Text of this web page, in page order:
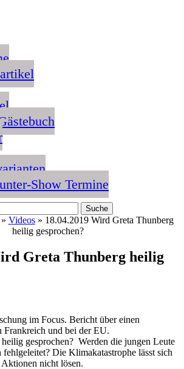
Show Termine
Videos» 18.04.2019 Wird Greta Thunberg
heilig gesprochen?
Greta Thunberg heilig
im Focus. Bericht über einen
Frankreich und bei der EU.
gesprochen? Werden die jungen Leute
Die Klimakatastrophe lässt sich
nicht lösen.